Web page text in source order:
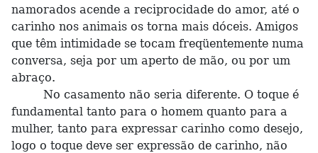
namorados acende a reciprocidade do amor, até o
carinho nos animais os torna mais dóceis. Amigos
que têm intimidade se tocam freqüentemente numa
conversa, seja por um aperto de mão, ou por um
abraço.
No casamento não seria diferente. O toque é
fundamental tanto para o homem quanto para a
mulher, tanto para expressar carinho como desejo,
logo o toque deve ser expressão de carinho, não